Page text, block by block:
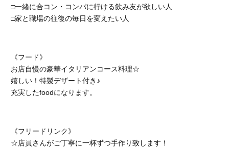
□一緒に合コン・コンパに行ける飲み友が欲しい人
□家と職場の往復の毎日を変えたい人
《フード》
お店自慢の豪華イタリアンコース料理☆
嬉しい！特製デザート付き♪
充実したfoodになります。
《フリードリンク》
☆店員さんがご丁寧に一杯ずつ手作り致します！